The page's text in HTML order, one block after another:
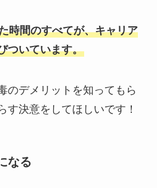
時間のすべてが、キャリア
ついています。
のデメリットを知ってもら
す決意をしてほしいです！
なる